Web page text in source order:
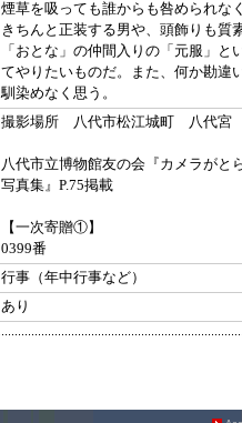
煙草を吸っても誰からも咎められな
きちんと正装する男や、頭飾りも質
「おとな」の仲間入りの「元服」と
てやりたいものだ。また、何か勘違
馴染めなく思う。
撮影場所 八代市松江城町 八代宮
八代市立博物館友の会『カメラが
写真集』P.75掲載
【一次寄贈①】
0399番
行事（年中行事など）
あり